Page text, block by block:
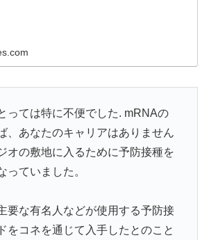
っては特に不便でした. mRNAの
、あなたのキャリアはありません
オの敷地に入るために予防接種を
っていました。
要な有名人などが使用する予防接
をコネを通じて入手したとのこと